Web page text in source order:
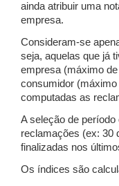
ainda atribuir uma
empresa.
Consideram-se
seja, aquelas que já
empresa (máximo
consumidor
computadas as
A seleção de
reclamações (ex: 30
finalizadas nos
Os índices são